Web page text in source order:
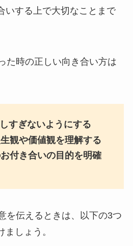
いする上で大切なことまで
た時の正しい向き合い方は
すぎないようにする
観や価値観を理解する
付き合いの目的を明確
を伝えるときは、以下の3つ
しょう。